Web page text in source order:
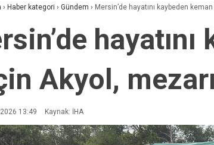
› Haber kategori › Gündem › Mersin’de hayatını kaybeden
Akyol,
13:49 Kaynak: İHA